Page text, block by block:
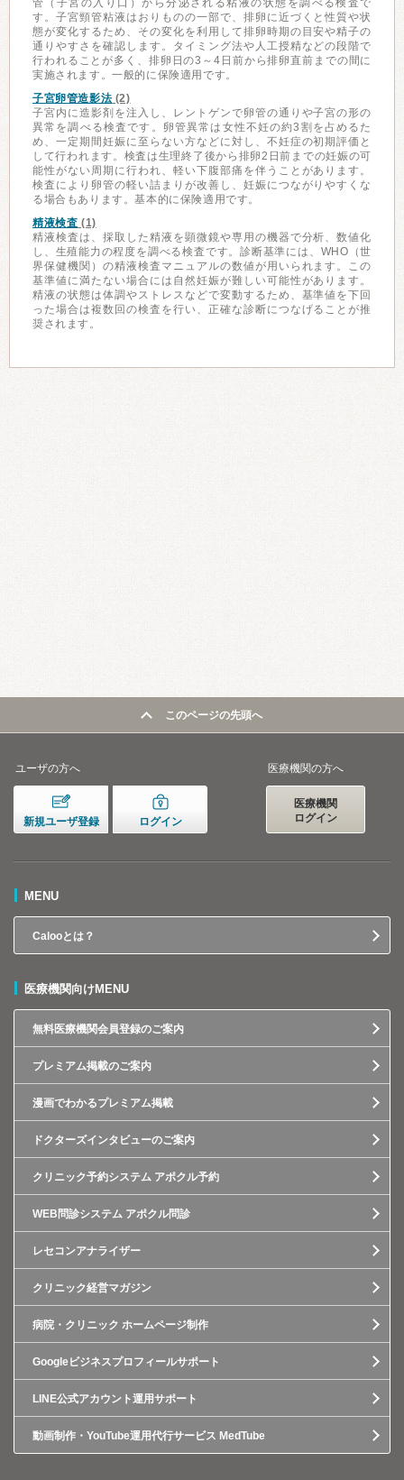
管（子宮の入り口）から分泌される粘液の状態を調べる検査で
す。子宮頸管粘液はおりものの一部で、排卵に近づくと性質や状
態が変化するため、その変化を利用して排卵時期の目安や精子の
通りやすさを確認します。タイミング法や人工授精などの段階で
行われることが多く、排卵日の3～4日前から排卵直前までの間に
実施されます。一般的に保険適用です。
子宮卵管造影法 (2)
子宮内に造影剤を注入し、レントゲンで卵管の通りや子宮の形の
異常を調べる検査です。卵管異常は女性不妊の約3割を占めるた
め、一定期間妊娠に至らない方などに対し、不妊症の初期評価と
して行われます。検査は生理終了後から排卵2日前までの妊娠の可
能性がない周期に行われ、軽い下腹部痛を伴うことがあります。
検査により卵管の軽い詰まりが改善し、妊娠につながりやすくな
る場合もあります。基本的に保険適用です。
精液検査 (1)
精液検査は、採取した精液を顕微鏡や専用の機器で分析、数値化
し、生殖能力の程度を調べる検査です。診断基準には、WHO（世
界保健機関）の精液検査マニュアルの数値が用いられます。この
基準値に満たない場合には自然妊娠が難しい可能性があります。
精液の状態は体調やストレスなどで変動するため、基準値を下回
った場合は複数回の検査を行い、正確な診断につなげることが推
奨されます。
このページの先頭へ
ユーザの方へ
新規ユーザ登録 ログイン
医療機関の方へ
医療機関
ログイン
MENU
Calooとは？
医療機関向けMENU
無料医療機関会員登録のご案内
プレミアム掲載のご案内
漫画でわかるプレミアム掲載
ドクターズインタビューのご案内
クリニック予約システム アポクル予約
WEB問診システム アポクル問診
レセコンアナライザー
クリニック経営マガジン
病院・クリニック ホームページ制作
Googleビジネスプロフィールサポート
LINE公式アカウント運用サポート
動画制作・YouTube運用代行サービス MedTube